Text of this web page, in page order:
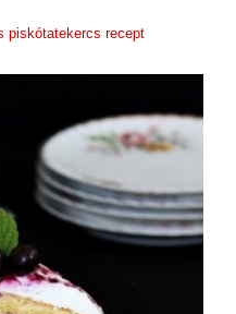
piskótatekercs recept